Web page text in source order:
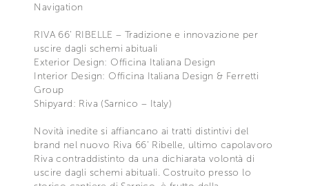
Navigation
RIVA 66’ RIBELLE – Tradizione e innovazione per
uscire dagli schemi abituali
Exterior Design: Officina Italiana Design
Interior Design: Officina Italiana Design & Ferretti
Group
Shipyard: Riva (Sarnico – Italy)
Novità inedite si affiancano ai tratti distintivi del
brand nel nuovo Riva 66’ Ribelle, ultimo capolavoro
Riva contraddistinto da una dichiarata volontà di
uscire dagli schemi abituali. Costruito presso lo